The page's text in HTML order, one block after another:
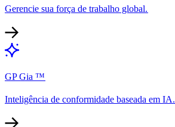
Gerencie sua força de trabalho global.​​
GP Gia ™​​
Inteligência de conformidade baseada em IA.​​